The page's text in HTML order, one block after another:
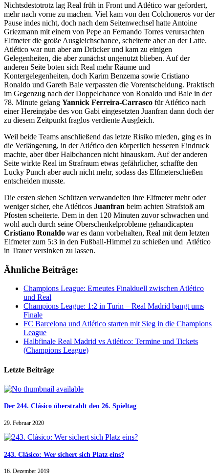
Nichtsdestotrotz lag Real früh in Front und Atlético war gefordert,
mehr nach vorne zu machen. Viel kam von den Colchoneros vor der
Pause indes nicht, doch nach dem Seitenwechsel hatte Antoine
Griezmann mit einem von Pepe an Fernando Torres verursachten
Elfmeter die große Ausgleichschance, scheiterte aber an der Latte.
Atlético war nun aber am Drücker und kam zu einigen
Gelegenheiten, die aber zunächst ungenutzt blieben. Auf der
anderen Seite boten sich Real mehr Räume und
Kontergelegenheiten, doch Karim Benzema sowie Cristiano
Ronaldo und Gareth Bale verpassten die Vorentscheidung. Praktisch
im Gegenzug nach der Doppelchance von Ronaldo und Bale in der
78. Minute gelang Yannick Ferreira-Carrasco für Atlético nach
einer Hereingabe des von Gabi eingesetzten Juanfran dann doch der
zu diesem Zeitpunkt fraglos verdiente Ausgleich.
Weil beide Teams anschließend das letzte Risiko mieden, ging es in
die Verlängerung, in der Atlético den körperlich besseren Eindruck
machte, aber über Halbchancen nicht hinauskam. Auf der anderen
Seite wirkte Real im Strafraum etwas gefährlicher, schaffte den
Lucky Punch aber auch nicht mehr, sodass das Elfmeterschießen
entscheiden musste.
Die ersten sieben Schützen verwandelten ihre Elfmeter mehr oder
weniger sicher, ehe Atléticos Juanfran beim achten Strafstoß am
Pfosten scheiterte. Dem in den 120 Minuten zuvor schwachen und
wohl auch durch seine Oberschenkelprobleme gehandicapten
Cristiano Ronaldo war es dann vorbehalten, Real mit dem letzten
Elfmeter zum 5:3 in den Fußball-Himmel zu schießen und Atlético
in Trauer versinken zu lassen.
Ähnliche Beiträge:
Champions League: Erneutes Finalduell zwischen Atlético
und Real
Champions League: 1:2 in Turin – Real Madrid bangt ums
Finale
FC Barcelona und Atlético starten mit Sieg in die Champions
League
Halbfinale Real Madrid vs Atlético: Termine und Tickets
(Champions League)
Letzte Beiträge
Der 244. Clásico überstrahlt den 26. Spieltag
29. Februar 2020
243. Clásico: Wer sichert sich Platz eins?
16. Dezember 2019